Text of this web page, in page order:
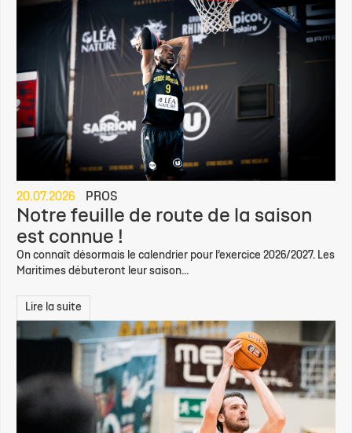
20.07.2026 PROS
Notre feuille de route de la saison
est connue !
On connaît désormais le calendrier pour l’exercice 2026/2027. Les
Maritimes débuteront leur saison...
Lire la suite